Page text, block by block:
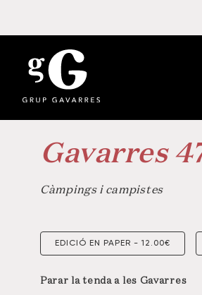
Gavarres
Càmpings i campistes
EDICIÓ EN PAPER - 12.00€
Parar la tenda a les Gavarres